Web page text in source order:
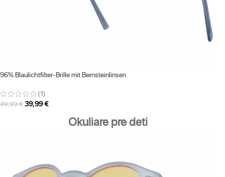
96% Blaulichtfilter-Brille mit Bernsteinlinsen
(1)
49,99€39,99€
Okuliare pre deti